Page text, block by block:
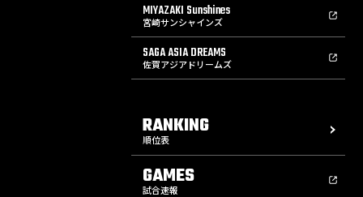
MIYAZAKI Sunshines
宮崎サンシャインズ
SAGA ASIA DREAMS
佐賀アジアドリームズ
RANKING
順位表
GAMES
試合速報